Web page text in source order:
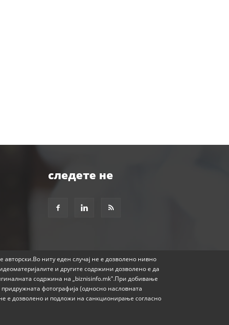
следете не
ниту еден случај не е дозволено нивно
и другите содржини дозволено е да
содржина на „biznisinfo.mk".При добивање
фотографија (односно насловната
е дозволено и подложи на санкционирање согласно